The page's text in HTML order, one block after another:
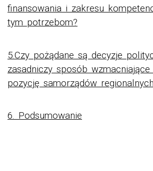
finansowania i zakresu
tym potrzebom?
5.Czy pożądane są decyzje
zasadniczy sposób
pozycję samorządów
6. Podsumowanie